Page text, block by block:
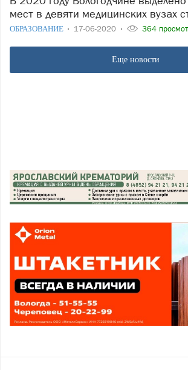
мест в девяти медицинских вузах
ОБРАЗОВАНИЕ 17-06-2020 364
Еще новости